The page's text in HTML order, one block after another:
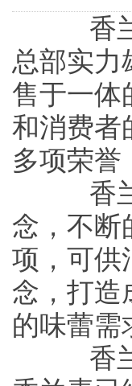
香兰
总部实力
售于一体
和消费者
多项荣誉
香兰
念，不断
项，可供
念，打造
的味蕾需
香兰